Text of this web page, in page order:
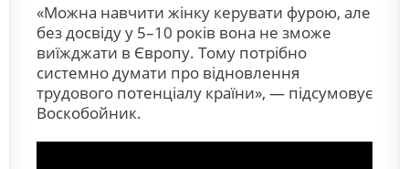
«Можна навчити жінку керувати фурою, але
без досвіду у 5–10 років вона не зможе
виїжджати в Європу. Тому потрібно
системно думати про відновлення
трудового потенціалу країни», — підсумовує
Воскобойник.